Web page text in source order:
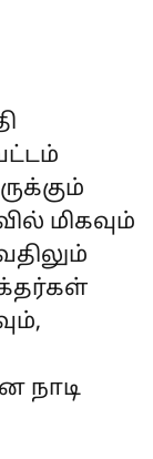
மிகவும்
நாடி